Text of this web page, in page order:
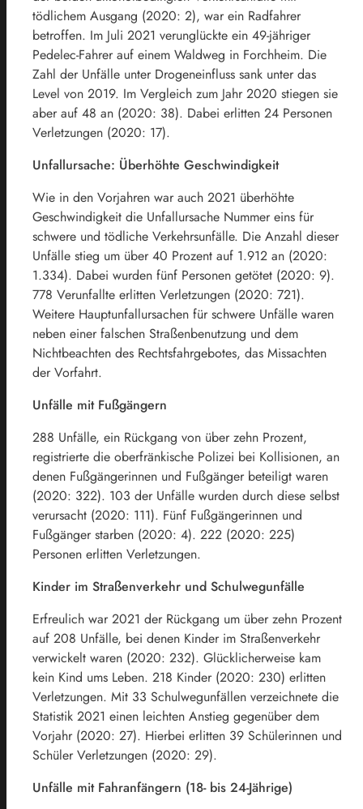
tödlichem Ausgang (2020: 2), war ein Radfahrer
betroffen. Im Juli 2021 verunglückte ein 49-jähriger
Pedelec-Fahrer auf einem Waldweg in Forchheim. Die
Zahl der Unfälle unter Drogeneinfluss sank unter das
Level von 2019. Im Vergleich zum Jahr 2020 stiegen sie
aber auf 48 an (2020: 38). Dabei erlitten 24 Personen
Verletzungen (2020: 17).
Unfallursache: Überhöhte Geschwindigkeit
Wie in den Vorjahren war auch 2021 überhöhte
Geschwindigkeit die Unfallursache Nummer eins für
schwere und tödliche Verkehrsunfälle. Die Anzahl dieser
Unfälle stieg um über 40 Prozent auf 1.912 an (2020:
1.334). Dabei wurden fünf Personen getötet (2020: 9).
778 Verunfallte erlitten Verletzungen (2020: 721).
Weitere Hauptunfallursachen für schwere Unfälle waren
neben einer falschen Straßenbenutzung und dem
Nichtbeachten des Rechtsfahrgebotes, das Missachten
der Vorfahrt.
Unfälle mit Fußgängern
288 Unfälle, ein Rückgang von über zehn Prozent,
registrierte die oberfränkische Polizei bei Kollisionen, an
denen Fußgängerinnen und Fußgänger beteiligt waren
(2020: 322). 103 der Unfälle wurden durch diese selbst
verursacht (2020: 111). Fünf Fußgängerinnen und
Fußgänger starben (2020: 4). 222 (2020: 225)
Personen erlitten Verletzungen.
Kinder im Straßenverkehr und Schulwegunfälle
Erfreulich war 2021 der Rückgang um über zehn Prozent
auf 208 Unfälle, bei denen Kinder im Straßenverkehr
verwickelt waren (2020: 232). Glücklicherweise kam
kein Kind ums Leben. 218 Kinder (2020: 230) erlitten
Verletzungen. Mit 33 Schulwegunfällen verzeichnete die
Statistik 2021 einen leichten Anstieg gegenüber dem
Vorjahr (2020: 27). Hierbei erlitten 39 Schülerinnen und
Schüler Verletzungen (2020: 29).
Unfälle mit Fahranfängern (18- bis 24-Jährige)